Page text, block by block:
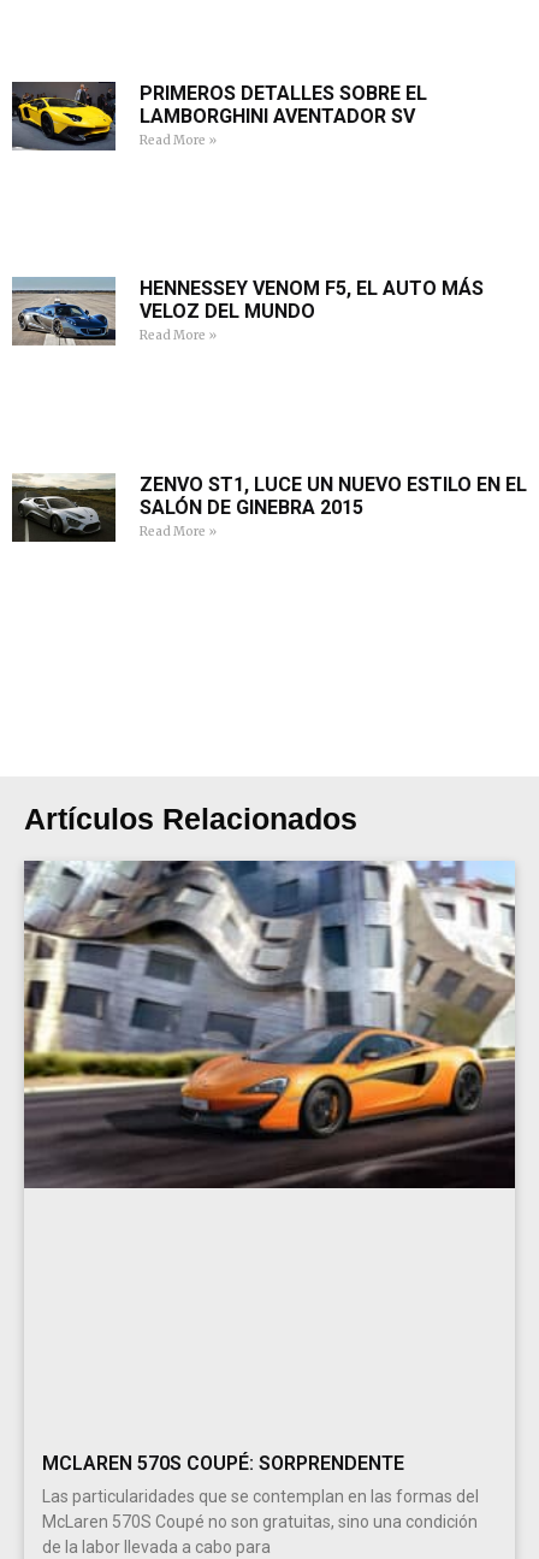
PRIMEROS DETALLES SOBRE EL
LAMBORGHINI AVENTADOR SV
Read More »
HENNESSEY VENOM F5, EL AUTO MÁS
VELOZ DEL MUNDO
Read More »
ZENVO ST1, LUCE UN NUEVO ESTILO EN EL
SALÓN DE GINEBRA 2015
Read More »
Artículos Relacionados
MCLAREN 570S COUPÉ: SORPRENDENTE
Las particularidades que se contemplan en las formas del
McLaren 570S Coupé no son gratuitas, sino una condición
de la labor llevada a cabo para